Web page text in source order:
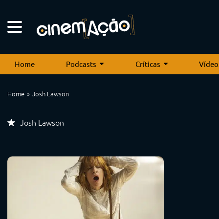
Home Podcasts Críticas
Home Josh Lawson
Josh Lawson